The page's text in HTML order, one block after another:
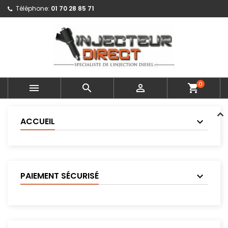
Téléphone: 01 70 28 85 71
   shopping_cart0
ACCUEIL
PAIEMENT SÉCURISÉ